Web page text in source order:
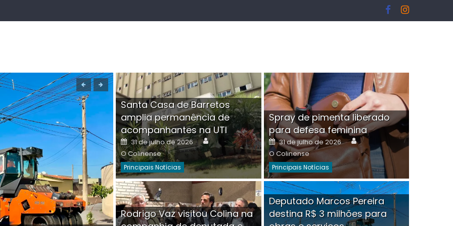
Boutique na Av. Ângelo Martins Tristão é
invadida por criminoso mascarado
Santa Casa de Barretos
amplia permanência de
acompanhantes na UTI
Posted
on
31 de julho de 2026 Author
O Colinense
Principais Notícias
Spray de pimenta liberado
para defesa feminina
Posted
on
31 de julho de 2026 Author
O Colinense
Principais Notícias
Rodrigo Vaz visitou Colina na
Deputado Marcos Pereira
destina R$ 3 milhões para